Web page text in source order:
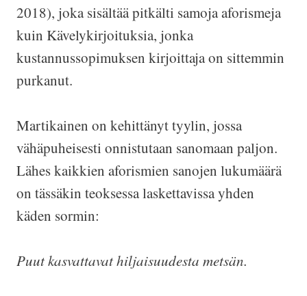
2018), joka sisältää pitkälti samoja aforismeja
kuin Kävelykirjoituksia, jonka
kustannussopimuksen kirjoittaja on sittemmin
purkanut.
Martikainen on kehittänyt tyylin, jossa
vähäpuheisesti onnistutaan sanomaan paljon.
Lähes kaikkien aforismien sanojen lukumäärä
on tässäkin teoksessa laskettavissa yhden
käden sormin:
Puut kasvattavat hiljaisuudesta metsän.